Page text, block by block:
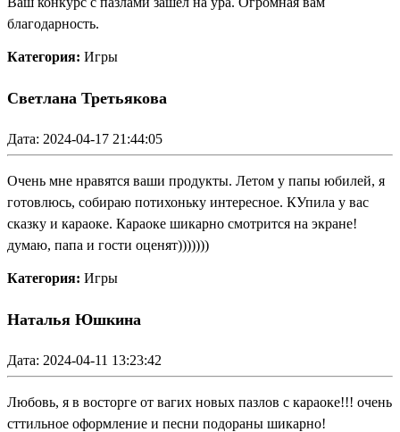
благодарность.
Категория: Игры
Светлана Третьякова
Дата: 2024-04-17 21:44:05
Очень мне нравятся ваши продукты. Летом у папы юбилей, я
готовлюсь, собираю потихоньку интересное. КУпила у вас
сказку и караоке. Караоке шикарно смотрится на экране!
думаю, папа и гости оценят)))))))
Категория: Игры
Наталья Юшкина
Дата: 2024-04-11 13:23:42
Любовь, я в восторге от вагих новых пазлов с караоке!!! очень
сттильное оформление и песни подораны шикарно!